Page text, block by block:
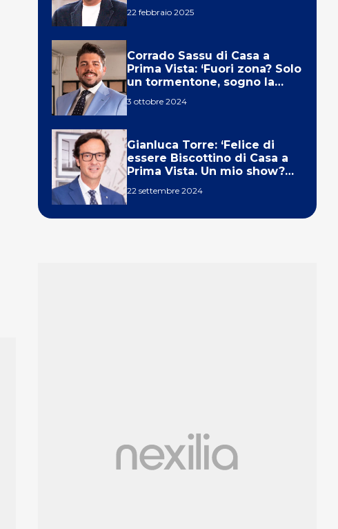
22 febbraio 2025
Corrado Sassu di Casa a
Prima Vista: ‘Fuori zona? Solo
un tormentone, sogno la
3 ottobre 2024
Gianluca Torre: ‘Felice di
essere Biscottino di Casa a
Prima Vista. Un mio show?
22 settembre 2024